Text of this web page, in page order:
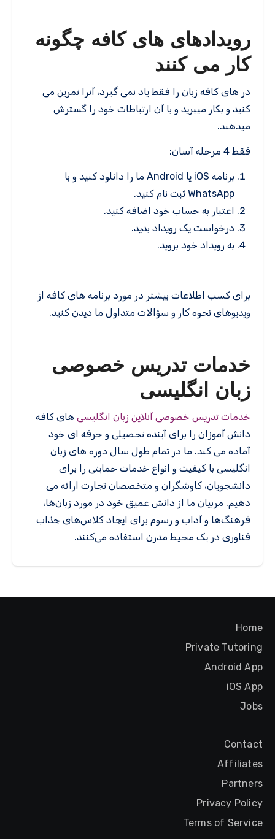
رویدادهای های کافه چگونه
کار می کنند
در های کافه زبان را فقط یاد نمی گیرد، آنرا تمرین می
کنید و بکار میبرید و با آن ارتباطات خود را گسترش
میدهند.
فقط 4 مرحله آسان:
برنامه iOS یا Android ما را دانلود کنید و با
WhatsApp ثبت نام کنید.
اعتبار به حساب خود اضافه کنید.
درخواست یک رویداد بدید.
به رویداد خود بروید.
برای کسب اطلاعات بیشتر در مورد برنامه های کافه از
ویدیوهای نحوه کار و سؤالات متداول ما دیدن کنید.
خدمات تدریس خصوصی
زبان انگلیسی
خدمات تدریس خصوصی آنلاین زبان انگلیسی های کافه
دانش آموزان را برای آینده تحصیلی و حرفه ای خود
آماده می کند. ما در تمام طول سال دوره های زبان
انگلیسی با کیفیت و انواع خدمات حمایتی را برای
دانشجویان، کاوشگران و متخصصان تجارت ارائه می
دهیم. مربیان ما از دانش عمیق خود در مورد زبان‌ها،
فرهنگ‌ها و آداب و رسوم برای ایجاد کلاس‌های جذاب
فناوری در یک محیط مدرن استفاده می‌کنند.
Home
Private Tutoring
Android App
iOS App
Jobs
Contact
Affiliates
Partners
Privacy Policy
Terms of Service